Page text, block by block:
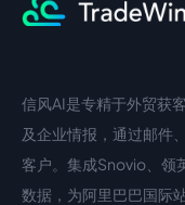
中文入口
信风AI是专精于外贸获
及企业情报，通过邮件
客户。集成Snovio、领
数据，为阿里巴巴国际